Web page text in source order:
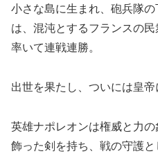
小さな島に生まれ、砲兵隊
は、混沌とするフランスの
率いて連戦連勝。
出世を果たし、ついには皇帝
英雄ナポレオンは権威と力
飾った剣を持ち、戦の守護と